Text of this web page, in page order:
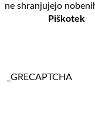
ne shranjujejo
Piškotek
_GRECAPTCHA